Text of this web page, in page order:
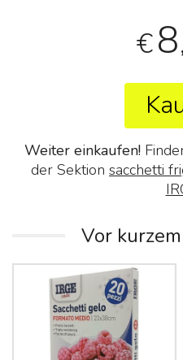
€8
Weiter einkaufen!
der Sektion sacchetti
Vor